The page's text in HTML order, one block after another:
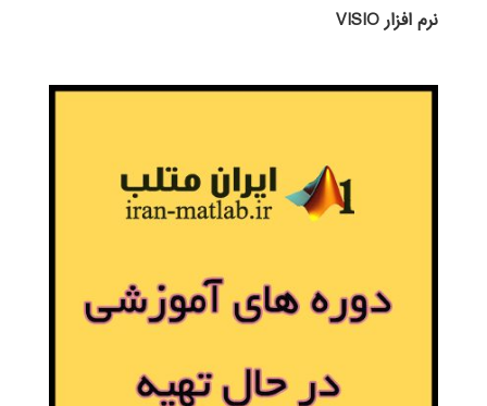
نرم افزار VISIO